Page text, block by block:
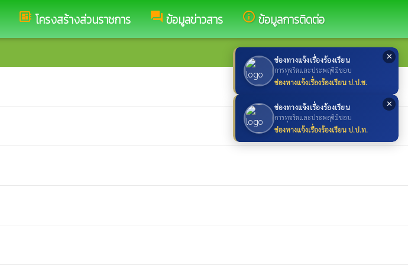
✕
ช่องทางแจ้งเรื่องร้องเรียน
การทุจริตและประพฤติมิชอบ
ช่องทางแจ้งเรื่องร้องเรียน ป.ป.ช.
✕
ช่องทางแจ้งเรื่องร้องเรียน
การทุจริตและประพฤติมิชอบ
ช่องทางแจ้งเรื่องร้องเรียน ป.ป.ท.
developer_board โครงสร้างส่วนราชการ forum ข้อมูลข่าวสาร info_outline ข้อมูลการติดต่อ